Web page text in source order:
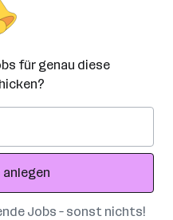
für genau diese
Jobs – sonst nichts!